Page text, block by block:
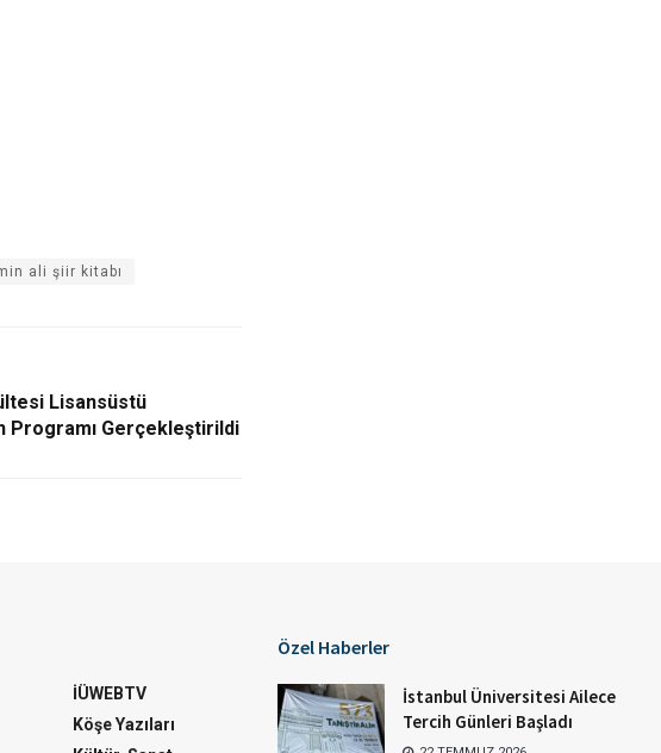
ali şiir kitabı
Lisansüstü
Programı Gerçekleştirildi
İÜWEBTV
Köşe Yazıları
Özel Haberler
İstanbul Üniversitesi Ailece
Tercih Günleri Başladı